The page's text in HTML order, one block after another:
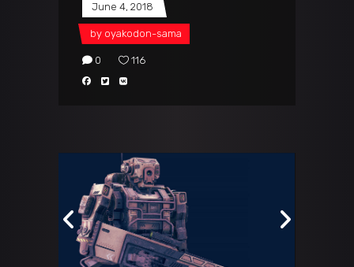
June 4, 2018
by oyakodon-sama
0 116